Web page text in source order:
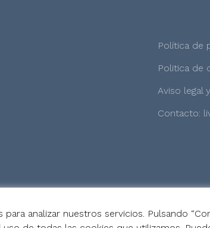
Política de
Politica de
Aviso legal
Contacto:
analizar nuestros servicios. Pulsando